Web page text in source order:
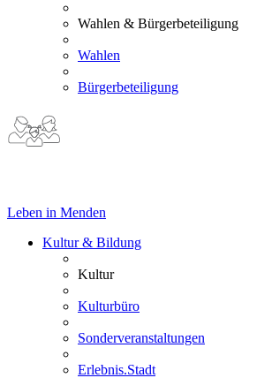
Wahlen & Bürgerbeteiligung
Wahlen
Bürgerbeteiligung
Leben in Menden
Kultur & Bildung
Kultur
Kulturbüro
Sonderveranstaltungen
Erlebnis.Stadt